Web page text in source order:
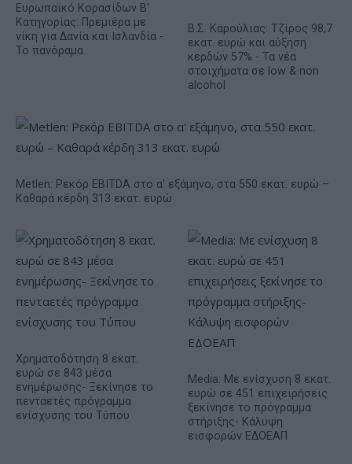
Ευρωπαϊκό Κορασίδων Β'
Κατηγορίας: Πρεμιέρα με
νίκη για Δανία και Ισλανδία -
Το πανόραμα
Β.Σ. Καρούλιας: Τζίρος 98,7
εκατ. ευρώ και αύξηση
κερδών 57% - Τα νέα
στοιχήματα σε low & non
alcohol
Metlen: Ρεκόρ EBITDA στο α' εξάμηνο, στα 550 εκατ. ευρώ –
Καθαρά κέρδη 313 εκατ. ευρώ
Χρηματοδότηση 8 εκατ.
ευρώ σε 843 μέσα
ενημέρωσης- Ξεκίνησε το
πενταετές πρόγραμμα
ενίσχυσης του Τύπου
Media: Με ενίσχυση 8 εκατ.
ευρώ σε 451 επιχειρήσεις
ξεκίνησε το πρόγραμμα
στήριξης- Κάλυψη
εισφορών ΕΔΟΕΑΠ